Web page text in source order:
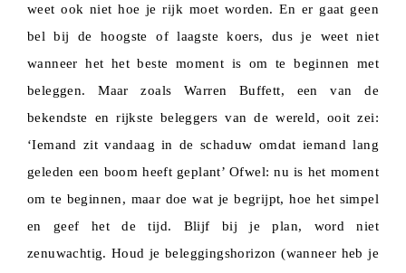
weet ook niet hoe je rijk moet worden. En er gaat geen
bel bij de hoogste of laagste koers, dus je weet niet
wanneer het het beste moment is om te beginnen met
beleggen. Maar zoals Warren Buffett, een van de
bekendste en rijkste beleggers van de wereld, ooit zei:
‘Iemand zit vandaag in de schaduw omdat iemand lang
geleden een boom heeft geplant’ Ofwel: nu is het moment
om te beginnen, maar doe wat je begrijpt, hoe het simpel
en geef het de tijd. Blijf bij je plan, word niet
zenuwachtig. Houd je beleggingshorizon (wanneer heb je